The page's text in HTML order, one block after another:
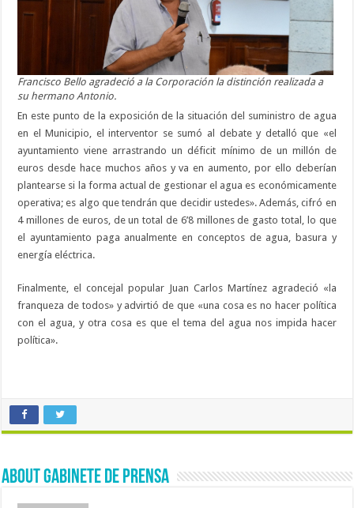
Francisco Bello agradeció a la Corporación la distinción realizada a
su hermano Antonio.
En este punto de la exposición de la situación del suministro de agua
en el Municipio, el interventor se sumó al debate y detalló que «el
ayuntamiento viene arrastrando un déficit mínimo de un millón de
euros desde hace muchos años y va en aumento, por ello deberían
plantearse si la forma actual de gestionar el agua es económicamente
operativa; es algo que tendrán que decidir ustedes». Además, cifró en
4 millones de euros, de un total de 6’8 millones de gasto total, lo que
el ayuntamiento paga anualmente en conceptos de agua, basura y
energía eléctrica.
Finalmente, el concejal popular Juan Carlos Martínez agradeció «la
franqueza de todos» y advirtió de que «una cosa es no hacer política
con el agua, y otra cosa es que el tema del agua nos impida hacer
política».
About Gabinete de Prensa